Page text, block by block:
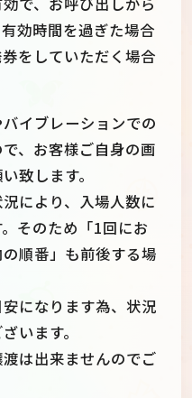
効時間を過ぎた場合
をしていただく場合
イブレーションでの
、お客様ご自身の画
致します。
により、入場人数に
そのため「1回にお
順番」も前後する場
になります為、状況
います。
は出来ませんのでご